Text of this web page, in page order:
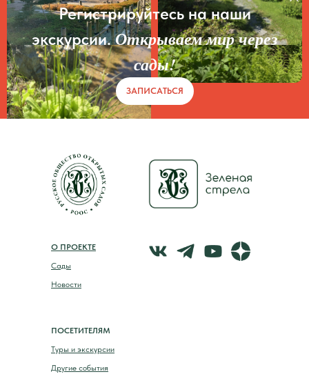
Регистрируйтесь на наши
экскурсии. Открываем мир через
сады!
ЗАПИСАТЬСЯ
О ПРОЕКТЕ
Сады
Новости
ПОСЕТИТЕЛЯМ
Туры и экскурсии
Другие события